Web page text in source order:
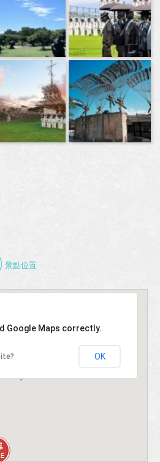
景點位置
Google Maps correctly.
OK